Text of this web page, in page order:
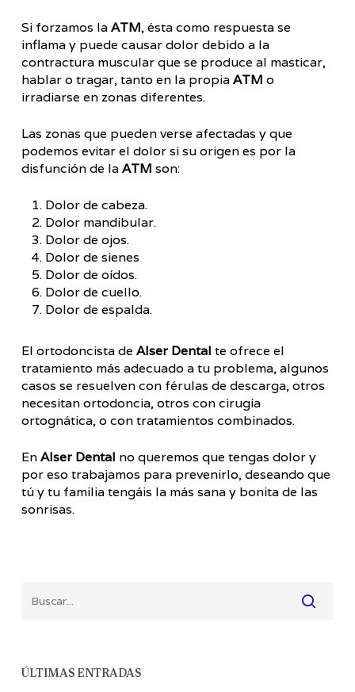
Si forzamos laATM, ésta como respuesta se
inflama y puede causar dolor debido a la
contractura muscular que se produce al masticar,
hablar o tragar, tanto en la propiaATM o
irradiarse en zonas diferentes.
Las zonas que pueden verse afectadas y que
podemos evitar el dolor si su origen es por la
disfunción de laATM son:
Dolor de cabeza.
Dolor mandibular.
Dolor de ojos.
Dolor de sienes
Dolor de oídos.
Dolor de cuello.
Dolor de espalda.
El ortodoncista de Alser Dental te ofrece el
tratamiento más adecuado a tu problema, algunos
casos se resuelven con férulas de descarga, otros
necesitan ortodoncia, otros con cirugía
ortognática, o con tratamientos combinados.
EnAlser Dental no queremos que tengas dolor y
por eso trabajamos para prevenirlo, deseando que
tú y tu familia tengáis la más sana y bonita de las
sonrisas.
ÚLTIMAS ENTRADAS